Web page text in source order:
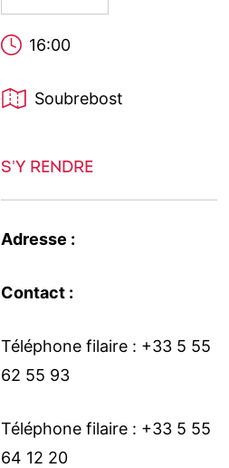
16:00
Soubrebost
S'Y RENDRE
Adresse :
Contact :
Téléphone filaire : +33 5 55
62 55 93
Téléphone filaire : +33 5 55
64 12 20